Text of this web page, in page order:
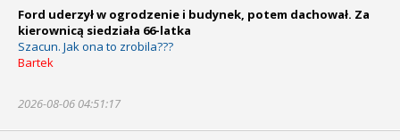
Ford uderzył w ogrodzenie i budynek, potem dachował. Za
kierownicą siedziała 66-latka
Szacun. Jak ona to zrobila???
Bartek
2026-08-06 04:51:17